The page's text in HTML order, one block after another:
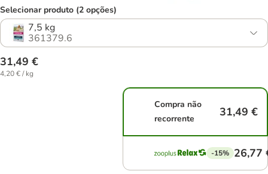
Selecionar produto (2 opções)
7,5 kg
361379.6
31,49 €
4,20 € / kg
Compra não
recorrente
31,49 €
-15% 26,77